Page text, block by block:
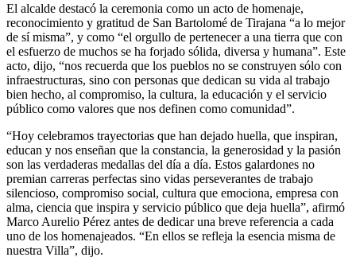
El alcalde destacó la ceremonia como un acto de homenaje,
reconocimiento y gratitud de San Bartolomé de Tirajana “a lo mejor
de sí misma”, y como “el orgullo de pertenecer a una tierra que con
el esfuerzo de muchos se ha forjado sólida, diversa y humana”. Este
acto, dijo, “nos recuerda que los pueblos no se construyen sólo con
infraestructuras, sino con personas que dedican su vida al trabajo
bien hecho, al compromiso, la cultura, la educación y el servicio
público como valores que nos definen como comunidad”.
“Hoy celebramos trayectorias que han dejado huella, que inspiran,
educan y nos enseñan que la constancia, la generosidad y la pasión
son las verdaderas medallas del día a día. Estos galardones no
premian carreras perfectas sino vidas perseverantes de trabajo
silencioso, compromiso social, cultura que emociona, empresa con
alma, ciencia que inspira y servicio público que deja huella”, afirmó
Marco Aurelio Pérez antes de dedicar una breve referencia a cada
uno de los homenajeados. “En ellos se refleja la esencia misma de
nuestra Villa”, dijo.